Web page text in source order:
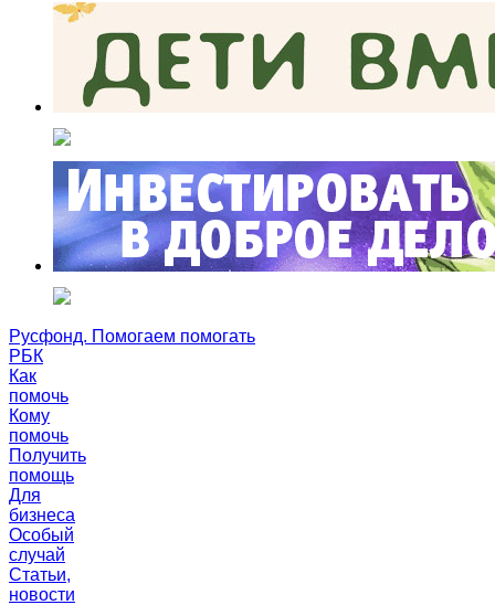
Русфонд. Помогаем помогать
РБК
Как
помочь
Кому
помочь
Получить
помощь
Для
бизнеса
Особый
случай
Статьи,
новости